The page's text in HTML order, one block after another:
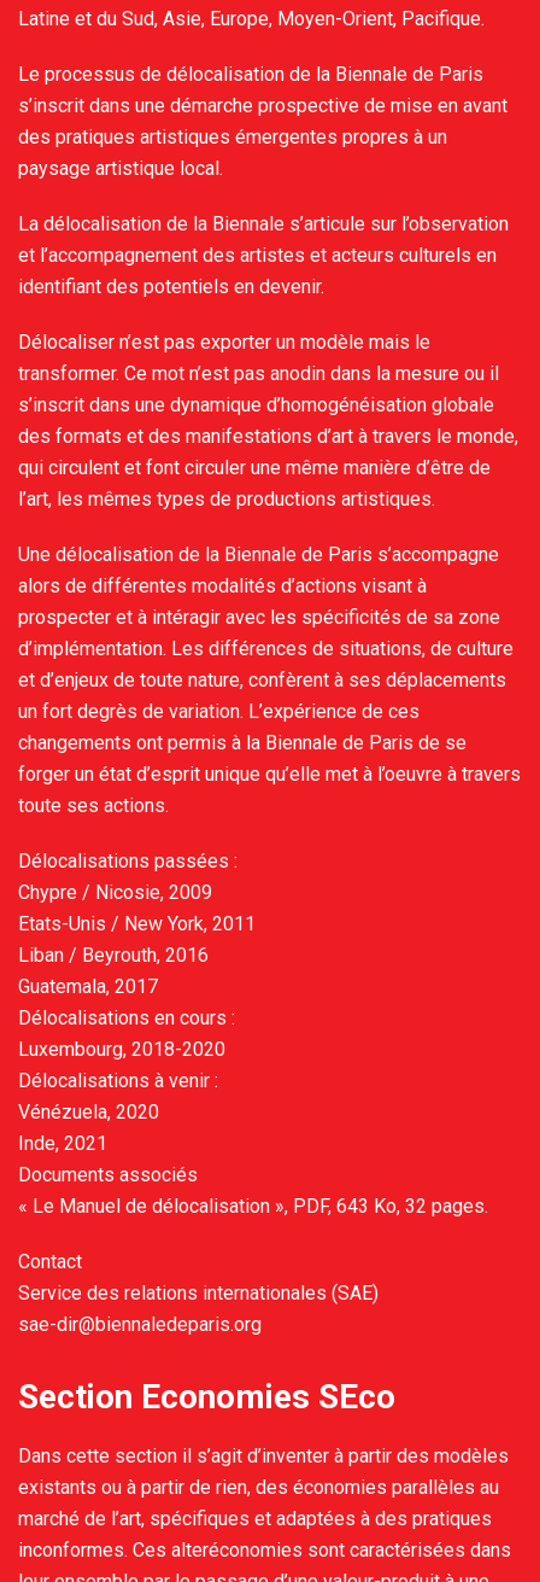
Latine et du Sud, Asie, Europe, Moyen-Orient, Pacifique.
Le processus de délocalisation de la Biennale de Paris
s’inscrit dans une démarche prospective de mise en avant
des pratiques artistiques émergentes propres à un
paysage artistique local.
La délocalisation de la Biennale s’articule sur l’observation
et l’accompagnement des artistes et acteurs culturels en
identifiant des potentiels en devenir.
Délocaliser n’est pas exporter un modèle mais le
transformer. Ce mot n’est pas anodin dans la mesure ou il
s’inscrit dans une dynamique d’homogénéisation globale
des formats et des manifestations d’art à travers le monde,
qui circulent et font circuler une même manière d’être de
l’art, les mêmes types de productions artistiques.
Une délocalisation de la Biennale de Paris s’accompagne
alors de différentes modalités d’actions visant à
prospecter et à intéragir avec les spécificités de sa zone
d’implémentation. Les différences de situations, de culture
et d’enjeux de toute nature, confèrent à ses déplacements
un fort degrès de variation. L’expérience de ces
changements ont permis à la Biennale de Paris de se
forger un état d’esprit unique qu’elle met à l’oeuvre à travers
toute ses actions.
Délocalisations passées :
Chypre / Nicosie, 2009
Etats-Unis / New York, 2011
Liban / Beyrouth, 2016
Guatemala, 2017
Délocalisations en cours :
Luxembourg, 2018-2020
Délocalisations à venir :
Vénézuela, 2020
Inde, 2021
Documents associés
« Le Manuel de délocalisation », PDF, 643 Ko, 32 pages.
Contact
Service des relations internationales (SAE)
sae-dir@biennaledeparis.org
Section Economies SEco
Dans cette section il s’agit d’inventer à partir des modèles
existants ou à partir de rien, des économies parallèles au
marché de l’art, spécifiques et adaptées à des pratiques
inconformes. Ces alteréconomies sont caractérisées dans